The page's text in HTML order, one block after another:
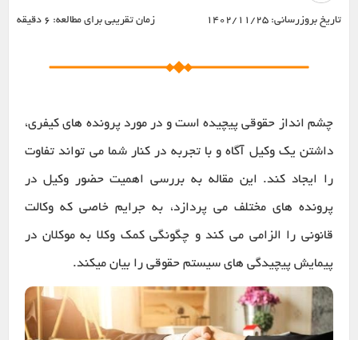
تاریخ بروزرسانی: 1402/11/25 زمان تقریبی برای مطالعه: 6 دقیقه
چشم انداز حقوقی پیچیده است و در مورد پرونده های کیفری،
داشتن یک وکیل آگاه و با تجربه در کنار شما می تواند تفاوت
را ایجاد کند. این مقاله به بررسی اهمیت حضور وکیل در
پرونده های مختلف می پردازد، به جرایم خاصی که وکالت
قانونی را الزامی می کند و چگونگی کمک وکلا به موکلان در
پیمایش پیچیدگی های سیستم حقوقی را بیان میکند.